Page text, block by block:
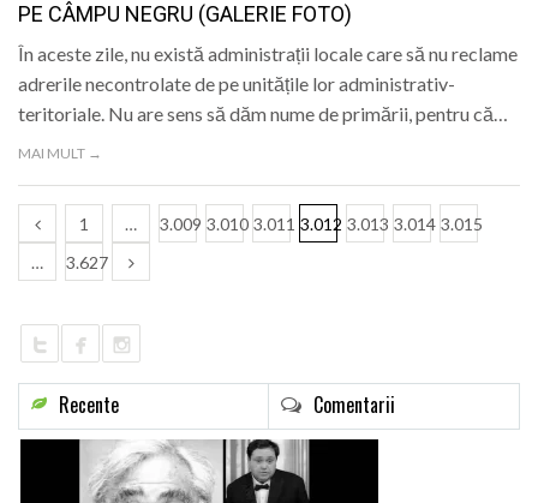
PE CÂMPU NEGRU (GALERIE FOTO)
În aceste zile, nu există administrații locale care să nu reclame
adrerile necontrolate de pe unitățile lor administrativ-
teritoriale. Nu are sens să dăm nume de primării, pentru că…
MAI MULT →
1 … 3.009 3.010 3.011 3.012 3.013 3.014 3.015
…
3.627
Recente Comentarii